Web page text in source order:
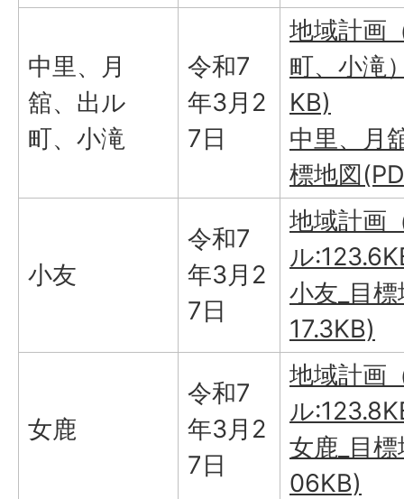
中里、月
舘、出ル
町、小滝
令和7
年3月2
7日
地域計画
町、小滝
KB)
中里、月
標地図
小友
令和7
年3月2
7日
地域計画
ル
小友_目
17.3KB)
女鹿
令和7
年3月2
7日
地域計画
ル
女鹿_目
06KB)